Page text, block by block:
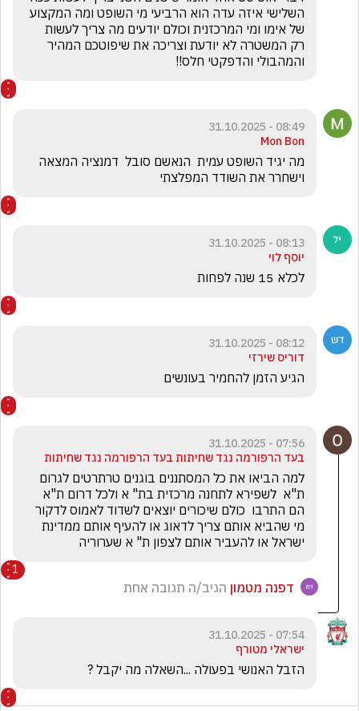
והמהבולי והדפקטי חלס!!
08:49 - 31.10.2025
Mon Bon
וישחרר את השודד המפלצתי
08:13 - 31.10.2025
יוסף לוי
לכלא 15 שנה לפחות
08:12 - 31.10.2025
דוריס שירזי
הגיע הזמן להחמיר בעונשים
07:56 - 31.10.2025
בעד הרפורמה נגד שחיתות בעד הרפורמה נגד שחיתות
ישראל או להעביר אותם לצפון ת" א שערוריה
1
דפנה מטמון הגיב/ה תגובה אחת
07:54 - 31.10.2025
ישראלי מטורף
הזבל האנושי בפעולה ...השאלה מה יקבל ?